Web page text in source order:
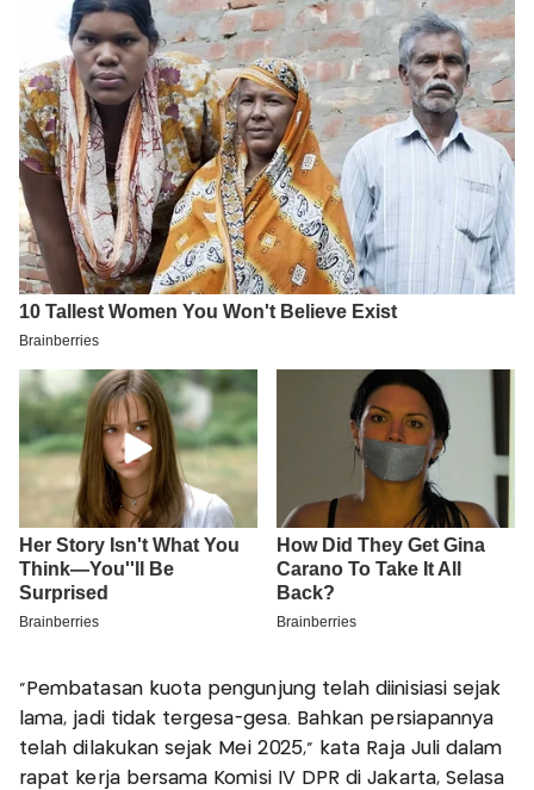
“Pembatasan kuota pengunjung telah diinisiasi sejak
lama, jadi tidak tergesa-gesa. Bahkan persiapannya
telah dilakukan sejak Mei 2025,” kata Raja Juli dalam
rapat kerja bersama Komisi IV DPR di Jakarta, Selasa